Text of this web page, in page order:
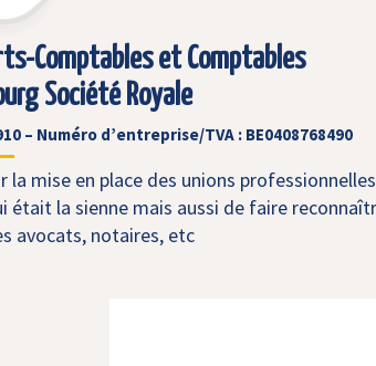
Comptables et Comptables
Société Royale
– Numéro d’entreprise/TVA : BE0408768490
mise en place des unions
la sienne mais aussi de faire
avocats, notaires, etc